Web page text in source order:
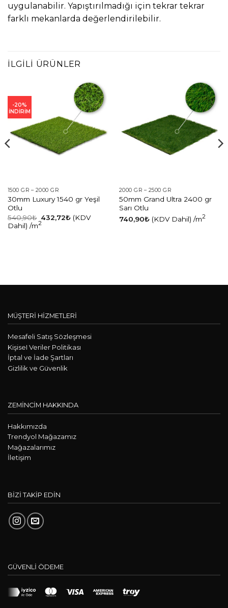
uygulanabilir. Yapıştırılmadığı için tekrar tekrar
farklı mekanlarda değerlendirilebilir.
İLGILI ÜRÜNLER
-20%
İNDİRİM
1500 GR – 2000 GR
30mm Luxury 1540 gr Yeşil
Otlu
540,90₺ 432,72₺ (KDV
Dahil) /m2
2000 GR – 2500 GR
50mm Grand Ultra 2400 gr
Sarı Otlu
740,90₺ (KDV Dahil) /m2
MÜŞTERİ HİZMETLERİ
Mesafeli Satış Sözleşmesi
KişiseI Veriler Politikası
İptal ve İade Şartları
Gizlilik ve Güvenlik
ZEMİNCİM HAKKINDA
Hakkımızda
Trendyol Mağazamız
Mağazalarımız
İletişim
BİZİ TAKİP EDİN
GÜVENLİ ÖDEME